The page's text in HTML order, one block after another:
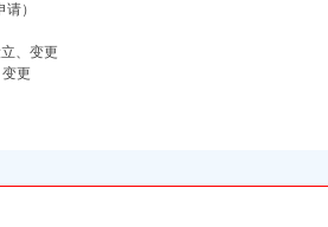
）
、变更
更